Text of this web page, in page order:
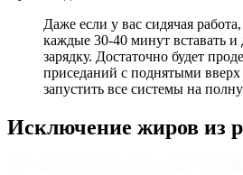
Даже если у вас сидячая
каждые 30-40 минут вставать и
зарядку. Достаточно будет
приседаний с поднятыми
запустить все системы на
Исключение жиров из